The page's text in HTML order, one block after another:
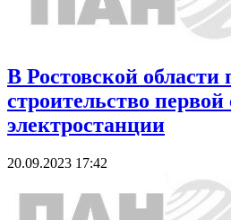
В Ростовской области
строительство
электростанции
20.09.2023 17:42